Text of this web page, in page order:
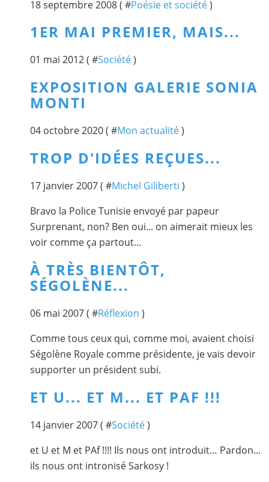
18 septembre 2008 ( #Poésie et société)
1ER MAI PREMIER, MAIS...
01 mai 2012 ( #Société)
EXPOSITION GALERIE SONIA
MONTI
04 octobre 2020 ( #Mon actualité)
TROP D'IDÉES REÇUES...
17 janvier 2007 ( #Michel Giliberti )
Bravo la Police Tunisie envoyé par papeur
Surprenant, non? Ben oui... on aimerait mieux les
voir comme ça partout...
À TRÈS BIENTÔT,
SÉGOLÈNE...
06 mai 2007 ( #Réflexion )
Comme tous ceux qui, comme moi, avaient choisi
Ségolène Royale comme présidente, je vais devoir
supporter un président subi.
ET U... ET M... ET PAF !!!
14 janvier 2007 ( #Société)
et U et M et PAf !!!! Ils nous ont introduit… Pardon...
ils nous ont intronisé Sarkosy !